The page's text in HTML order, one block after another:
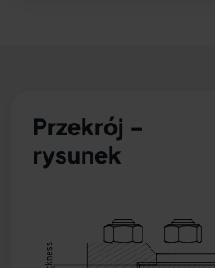
Przekrój –
rysunek